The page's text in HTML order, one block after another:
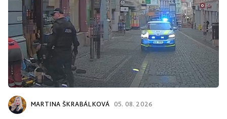
MARTINA ŠKRABÁLKOVÁ 05. 08. 2026